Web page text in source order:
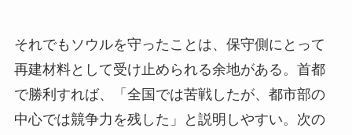
それでもソウルを守ったことは、保守側にとって
再建材料として受け止められる余地がある。首都
で勝利すれば、「全国では苦戦したが、都市部の
中心では競争力を残した」と説明しやすい。次の